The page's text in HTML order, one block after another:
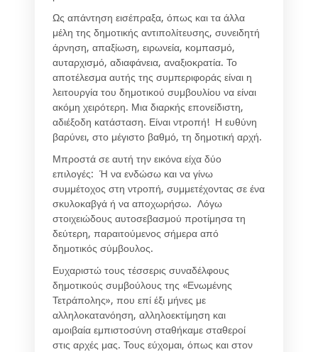
Ως απάντηση εισέπραξα, όπως και τα άλλα
μέλη της δημοτικής αντιπολίτευσης, συνειδητή
άρνηση, απαξίωση, ειρωνεία, κομπασμό,
αυταρχισμό, αδιαφάνεια, αναξιοκρατία. Το
αποτέλεσμα αυτής της συμπεριφοράς είναι η
λειτουργία του δημοτικού συμβουλίου να είναι
ακόμη χειρότερη. Μια διαρκής επονείδιστη,
αδιέξοδη κατάσταση. Είναι ντροπή! Η ευθύνη
βαρύνει, στο μέγιστο βαθμό, τη δημοτική αρχή.
Μπροστά σε αυτή την εικόνα είχα δύο
επιλογές: Ή να ενδώσω και να γίνω
συμμέτοχος στη ντροπή, συμμετέχοντας σε ένα
σκυλοκαβγά ή να αποχωρήσω. Λόγω
στοιχειώδους αυτοσεβασμού προτίμησα τη
δεύτερη, παραιτούμενος σήμερα από
δημοτικός σύμβουλος.
Ευχαριστώ τους τέσσερις συναδέλφους
δημοτικούς συμβούλους της «Ενωμένης
Τετράπολης», που επί έξι μήνες με
αλληλοκατανόηση, αλληλοεκτίμηση και
αμοιβαία εμπιστοσύνη σταθήκαμε σταθεροί
στις αρχές μας. Τους εύχομαι, όπως και στον